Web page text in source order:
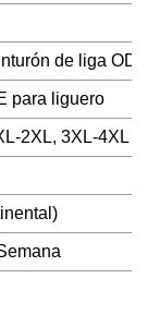
de liga
para liguero
2XL, 3XL-4XL